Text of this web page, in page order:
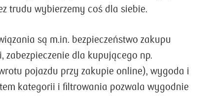
trudu wybierzemy coś dla siebie.
są m.in. bezpieczeństwo zakupu
zabezpieczenie dla kupującego np.
pojazdu przy zakupie online), wygoda i
kategorii i filtrowania pozwala wygodnie